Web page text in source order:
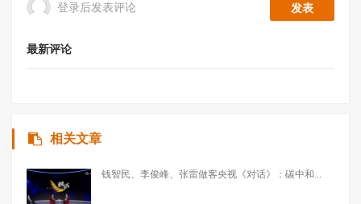
登录后发表评论
最新评论
相关文章
钱智民、李俊峰、张雷做客央视《对话》：碳中和...